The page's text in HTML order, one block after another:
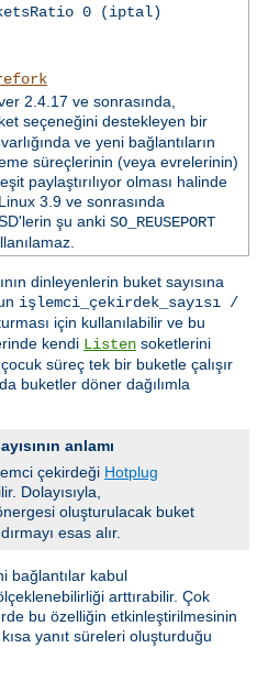
0 (iptal)
2.4.17 ve sonrasında,
seçeneğini destekleyen bir
ve yeni bağlantıların
süreçlerinin (veya evrelerinin)
paylaştırılıyor olması halinde
3.9 ve sonrasında
şu anki SO_REUSEPORT
dinleyenlerin buket sayısına
işlemci_çekirdek_sayısı /
için kullanılabilir ve bu
kendi Listen soketlerini
süreç tek bir buketle çalışır
buketler döner dağılımla
anlamı
çekirdeği Hotplug
Dolayısıyla,
oluşturulacak buket
esas alır.
bağlantılar kabul
arttırabilir. Çok
bu özelliğin etkinleştirilmesinin
yanıt süreleri oluşturduğu